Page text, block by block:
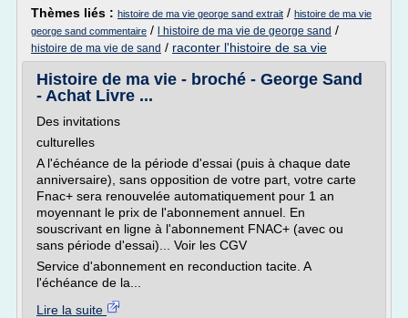
Thèmes liés : histoire de ma vie george sand extrait / histoire de ma vie
george sand commentaire / l histoire de ma vie de george sand /
histoire de ma vie de sand / raconter l'histoire de sa vie
Histoire de ma vie - broché - George Sand
- Achat Livre ...
Des invitations
culturelles
A l'échéance de la période d'essai (puis à chaque date
anniversaire), sans opposition de votre part, votre carte
Fnac+ sera renouvelée automatiquement pour 1 an
moyennant le prix de l'abonnement annuel. En
souscrivant en ligne à l'abonnement FNAC+ (avec ou
sans période d'essai)... Voir les CGV
Service d'abonnement en reconduction tacite. A
l'échéance de la...
Lire la suite